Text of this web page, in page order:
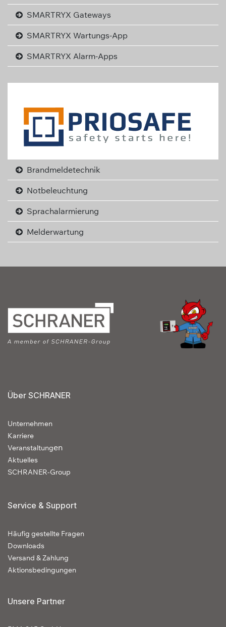
SMARTRYX Gateways
SMARTRYX Wartungs-App
SMARTRYX Alarm-Apps
Brandmeldetechnik
Notbeleuchtung
Sprachalarmierung
Melderwartung
Über SCHRANER
Unternehmen
Karriere
Veranstaltungen
Aktuelles
SCHRANER-Group
Service & Support
Häufig gestellte Fragen
Downloads
Versand & Zahlung
Aktionsbedingungen
Unsere Partner